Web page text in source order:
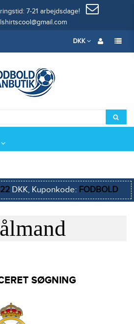
7-21 arbejdsdage!
DKK
DKK, Kuponkode: FODBOLD
SØGNING